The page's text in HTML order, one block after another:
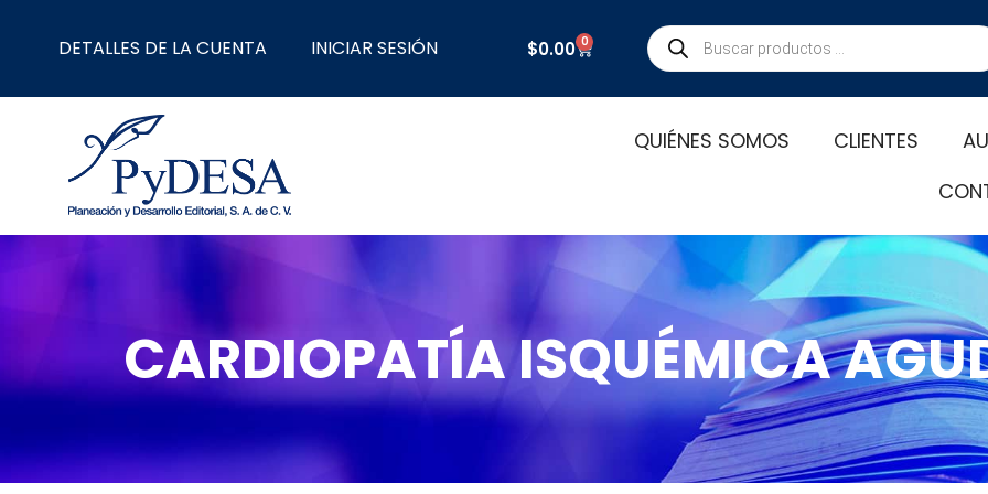
DETALLES DE LA CUENTA INICIAR SESIÓN $0.00 0
Carrito
Búsqueda
de
productos
QUIÉNES SOMOS CLIENTES
CARDIOPATÍA ISQUÉMICA